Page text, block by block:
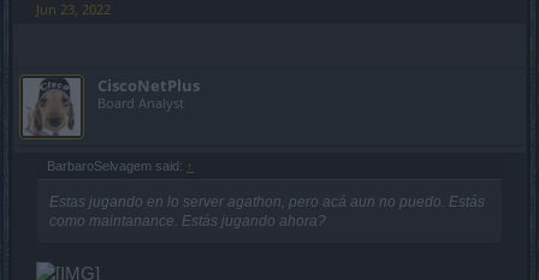
Jun 23, 2022
CiscoNetPlus
Board Analyst
BarbaroSelvagem said: ↑
Estas jugando en lo server agathon, pero acá aun no puedo. Estás
como maintanance. Estás jugando ahora?